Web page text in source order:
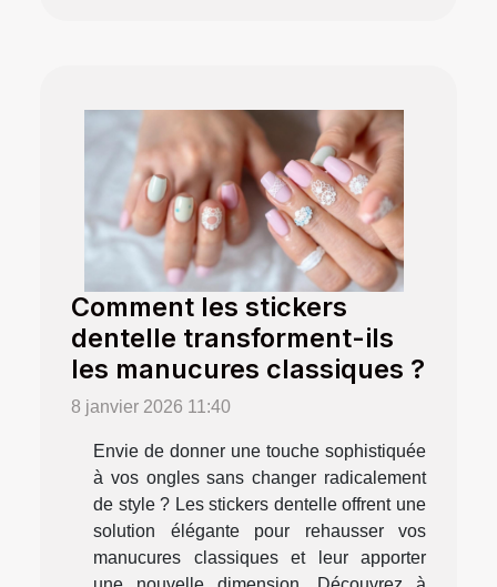
Comment les stickers
dentelle transforment-ils
les manucures classiques ?
8 janvier 2026 11:40
Envie de donner une touche sophistiquée
à vos ongles sans changer radicalement
de style ? Les stickers dentelle offrent une
solution élégante pour rehausser vos
manucures classiques et leur apporter